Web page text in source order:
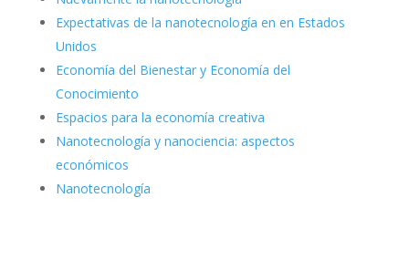
Expectativas de la nanotecnología en en Estados
Unidos
Economía del Bienestar y Economía del
Conocimiento
Espacios para la economía creativa
Nanotecnología y nanociencia: aspectos
económicos
Nanotecnología